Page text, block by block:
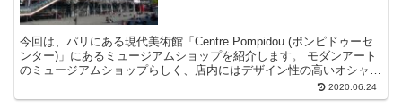
今回は、パリにある現代美術館「Centre Pompidou (ポンピドゥーセ
ンター)」にあるミュージアムショップを紹介します。 モダンアート
のミュージアムショップらしく、店内にはデザイン性の高いオシャレ
なグッズが沢山並んでいて、アートの街パリならではのお土産が沢山
見つかります！
2020.06.24